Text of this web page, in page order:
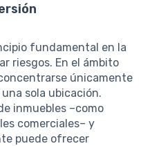
fundamental en la
riesgos. En el ámbito
únicamente
sola ubicación.
inmuebles –como
comerciales– y
puede ofrecer